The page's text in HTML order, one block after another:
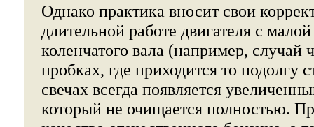
Однако практика вносит свои
длительной работе двигателя с
коленчатого вала (например, случай
пробках, где приходится то подолгу
свечах всегда появляется
который не очищается полностью.